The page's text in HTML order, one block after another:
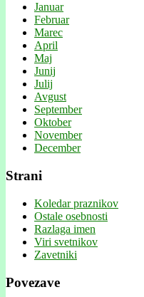
Januar
Februar
Marec
April
Maj
Junij
Julij
Avgust
September
Oktober
November
December
Strani
Koledar praznikov
Ostale osebnosti
Razlaga imen
Viri svetnikov
Zavetniki
Povezave